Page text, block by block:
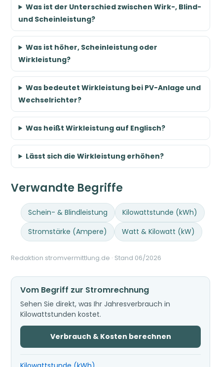
Was ist der Unterschied zwischen Wirk-, Blind-
und Scheinleistung?
Was ist höher, Scheinleistung oder
Wirkleistung?
Was bedeutet Wirkleistung bei PV-Anlage und
Wechselrichter?
Was heißt Wirkleistung auf Englisch?
Lässt sich die Wirkleistung erhöhen?
Verwandte Begriffe
Schein- & Blindleistung
Kilowattstunde (kWh)
Stromstärke (Ampere)
Watt & Kilowatt (kW)
Redaktion stromvermittlung.de · Stand 06/2026
Vom Begriff zur Stromrechnung
Sehen Sie direkt, was Ihr Jahresverbrauch in
Kilowattstunden kostet.
Verbrauch & Kosten berechnen